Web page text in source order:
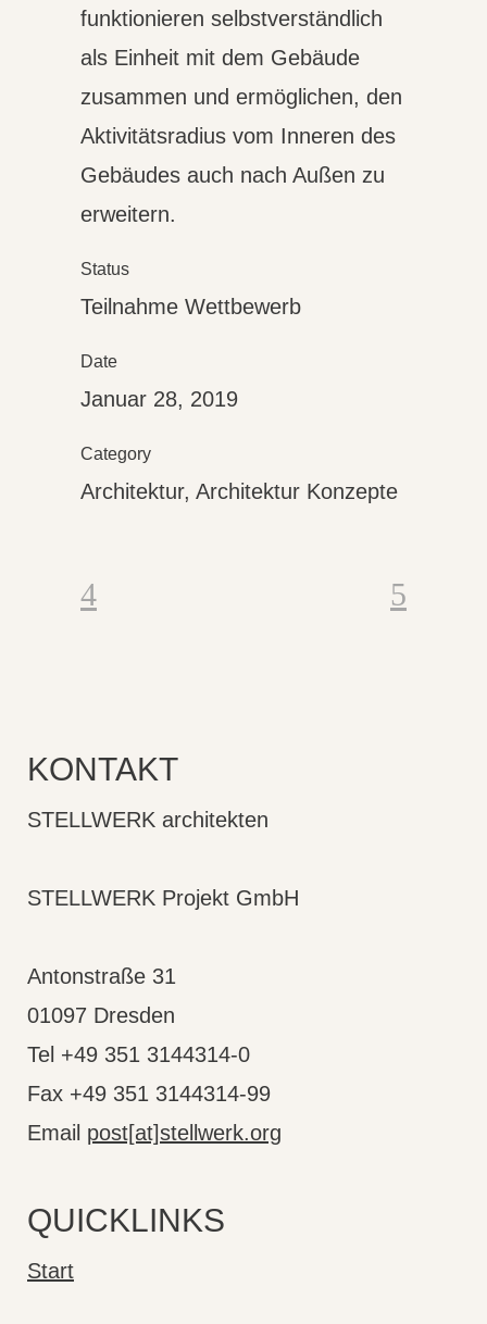
funktionieren selbstverständlich
als Einheit mit dem Gebäude
zusammen und ermöglichen, den
Aktivitätsradius vom Inneren des
Gebäudes auch nach Außen zu
erweitern.
Status
Teilnahme Wettbewerb
Date
Januar 28, 2019
Category
Architektur, Architektur Konzepte
KONTAKT
STELLWERK architekten
STELLWERK Projekt GmbH
Antonstraße 31
01097 Dresden
Tel +49 351 3144314-0
Fax +49 351 3144314-99
Email post[at]stellwerk.org
QUICKLINKS
Start